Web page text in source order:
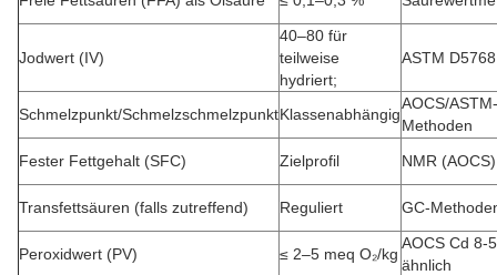
Jodwert (IV)
40–80 für
teilweise
hydriert;
ASTM D5768
Schmelzpunkt/SchmelzschmelzpunktKlassenabhängig
AOCS/ASTM-
Methoden
Fester Fettgehalt (SFC)
Zielprofil NMR (AOCS)
Transfettsäuren (falls zutreffend) Reguliert GC-
Peroxidwert (PV) ≤ 2–5 meq O₂/kg
AOCS Cd 8-
ähnlich